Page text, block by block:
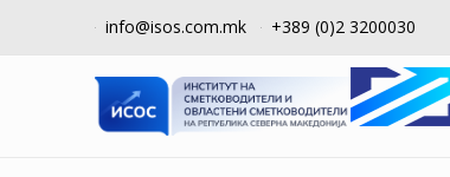
info@isos.com.mk +389 (0)2 3200030